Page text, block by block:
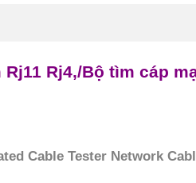
Rj11 Rj4,/Bộ tìm cáp
Cable Tester Network